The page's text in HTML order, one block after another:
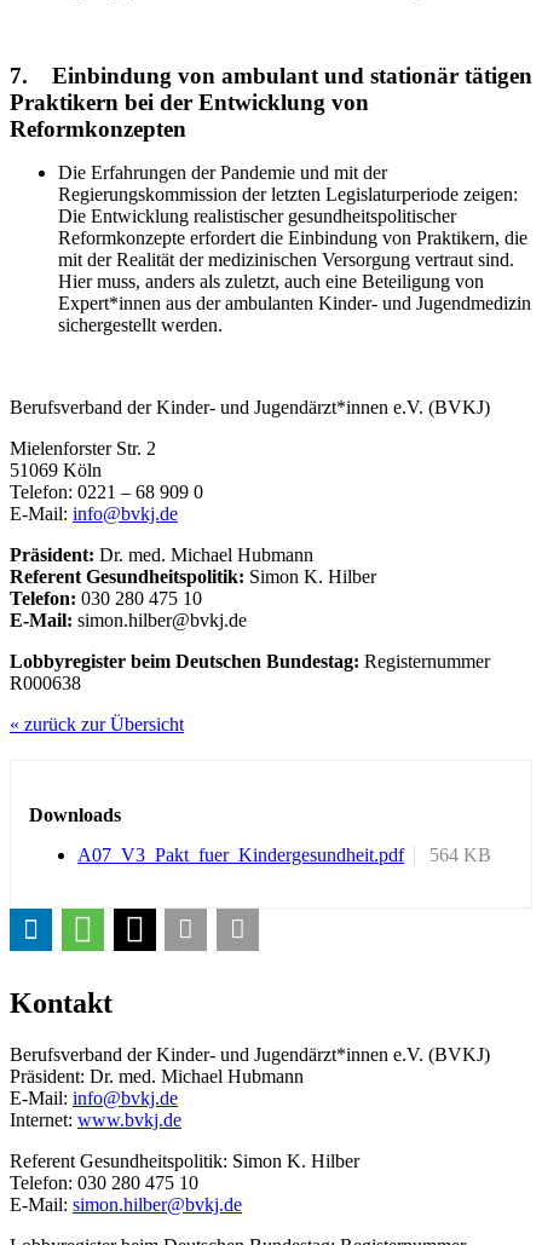
7. Einbindung von ambulant und stationär tätigen
Praktikern bei der Entwicklung von
Reformkonzepten
Die Erfahrungen der Pandemie und mit der
Regierungskommission der letzten Legislaturperiode zeigen:
Die Entwicklung realistischer gesundheitspolitischer
Reformkonzepte erfordert die Einbindung von Praktikern, die
mit der Realität der medizinischen Versorgung vertraut sind.
Hier muss, anders als zuletzt, auch eine Beteiligung von
Expert*innen aus der ambulanten Kinder- und Jugendmedizin
sichergestellt werden.
Berufsverband der Kinder- und Jugendärzt*innen e.V. (BVKJ)
Mielenforster Str. 2
51069 Köln
Telefon: 0221 – 68 909 0
E-Mail: info@bvkj.de
Präsident: Dr. med. Michael Hubmann
Referent Gesundheitspolitik: Simon K. Hilber
Telefon: 030 280 475 10
E-Mail: simon.hilber@bvkj.de
Lobbyregister beim Deutschen Bundestag: Registernummer
R000638
« zurück zur Übersicht
Downloads
A07_V3_Pakt_fuer_Kindergesundheit.pdf
564 KB
Kontakt
Berufsverband der Kinder- und Jugendärzt*innen e.V. (BVKJ)
Präsident: Dr. med. Michael Hubmann
E-Mail: info@bvkj.de
Internet: www.bvkj.de
Referent Gesundheitspolitik: Simon K. Hilber
Telefon: 030 280 475 10
E-Mail: simon.hilber@bvkj.de